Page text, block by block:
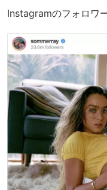
Instagramのフォロワ